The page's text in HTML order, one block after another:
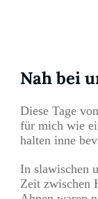
Nah bei
Diese Tage
für mich wie
halten inne
In slawischen
Zeit zwischen